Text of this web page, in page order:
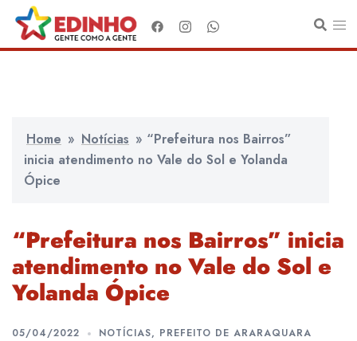
para
o
Home » Notícias » “Prefeitura nos Bairros”
inicia atendimento no Vale do Sol e Yolanda
Ópice
“Prefeitura nos Bairros” inicia
atendimento no Vale do Sol e
Yolanda Ópice
05/04/2022 NOTÍCIAS, PREFEITO DE ARARAQUARA